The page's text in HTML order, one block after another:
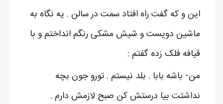
این و که گفت راه افتاد سمت در سالن . یه نگاه به
ماشین دویست و شیش مشکی رنگم انداختم و با
قیافه فلک زده گفتم :
من- باشه بابا . بلد نیستم . تورو جون بچه
نداشتت بیا درستش کن صبح لازمش دارم .